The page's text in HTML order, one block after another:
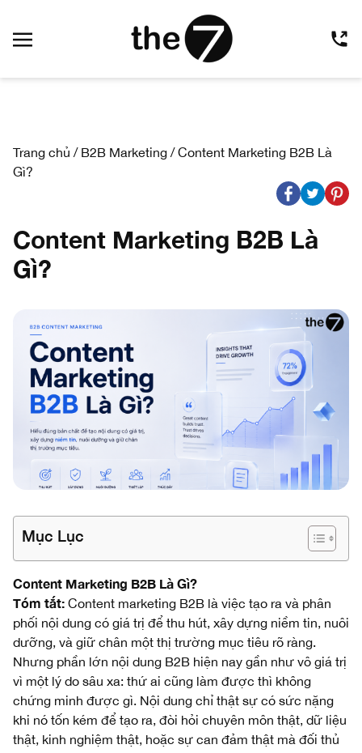
Trang chủ / B2B Marketing /Content Marketing B2B Là
Gì?
Content Marketing B2B Là
Gì?
Mục Lục
Content Marketing B2B Là Gì?
Tóm tắt: Content marketing B2B là việc tạo ra và phân
phối nội dung có giá trị để thu hút, xây dựng niềm tin, nuôi
dưỡng, và giữ chân một thị trường mục tiêu rõ ràng.
Nhưng phần lớn nội dung B2B hiện nay gần như vô giá trị
vì một lý do sâu xa: thứ ai cũng làm được thì không
chứng minh được gì. Nội dung chỉ thật sự có sức nặng
khi nó tốn kém để tạo ra, đòi hỏi chuyên môn thật, dữ liệu
thật, kinh nghiệm thật, hoặc sự can đảm thật mà đối thủ